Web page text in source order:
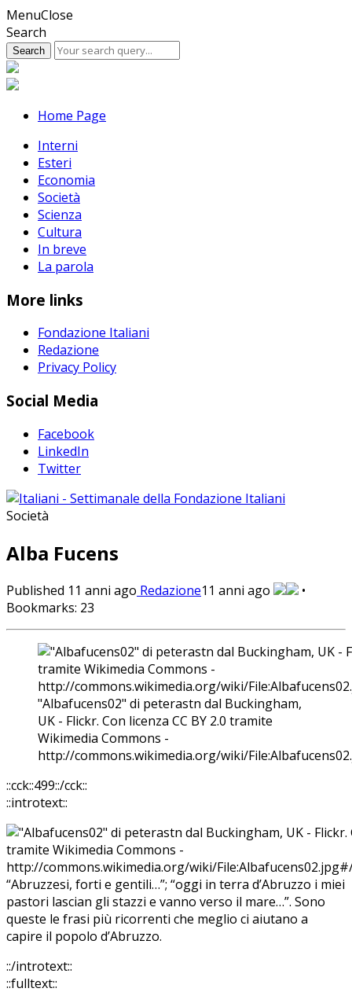
Skip
to
content
MenuClose
Search
Home Page
Interni
Esteri
Economia
Società
Scienza
Cultura
In breve
La parola
More links
Fondazione Italiani
Redazione
Privacy Policy
Social Media
Facebook
LinkedIn
Twitter
Società
Alba Fucens
Published 11 anni ago Redazione11 anni ago
•
Bookmarks: 23
"Albafucens02" di peterastn dal Buckingham,
UK - Flickr. Con licenza CC BY 2.0 tramite
Wikimedia Commons -
http://commons.wikimedia.org/wiki/
::cck::499::/cck::
::introtext::
“Abruzzesi, forti e gentili…”; “oggi in terra d’Abruzzo i miei
pastori lascian gli stazzi e vanno verso il mare…”. Sono
queste le frasi più ricorrenti che meglio ci aiutano a
capire il popolo d’Abruzzo.
::/introtext::
::fulltext::